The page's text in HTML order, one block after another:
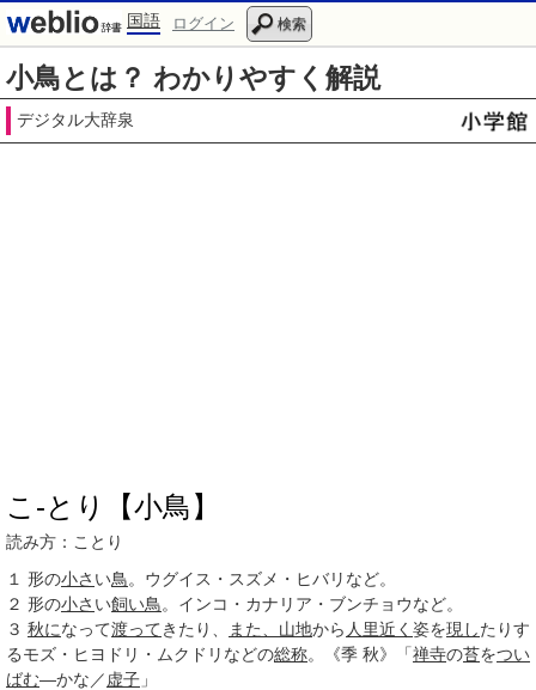
国語 ログイン 検索
小鳥とは？ わかりやすく解説
デジタル大辞泉
こ‐とり【小鳥】
読み方：ことり
１
形の小さ い鳥。ウグイス・スズメ・ヒバリなど。
２ 形の小さ い飼い鳥。インコ・カナリア・ブンチョウなど。
３ 秋になって渡ってきたり、 また、 山地から 人里近く 姿を現したりす
るモズ・ヒヨドリ・ムクドリなどの総称。《季 秋》「禅寺の苔をつい
ばむ―かな／ 虚子 」